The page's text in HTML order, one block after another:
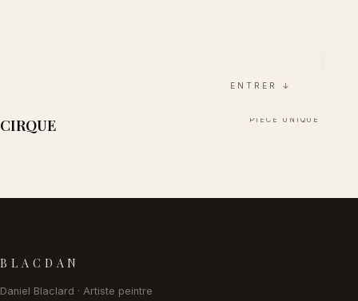
ENTRER ↓
CIRQUE
PIÈCE UNIQUE
BLACDAN
Daniel Blaclard · Artiste peintre